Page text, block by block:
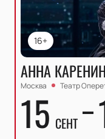
16+
АННА
Москва Театр
15 СЕНТ